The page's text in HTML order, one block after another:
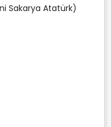
Sakarya Atatürk)